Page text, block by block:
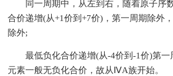
同一周期中，从左到右，随着原子序
合价递增(从+1价到+7价)，第一周期除外
除外;
最低负化合价递增(从-4价到-1价)第一
元素一般无负化合价，故从ⅣA族开始。